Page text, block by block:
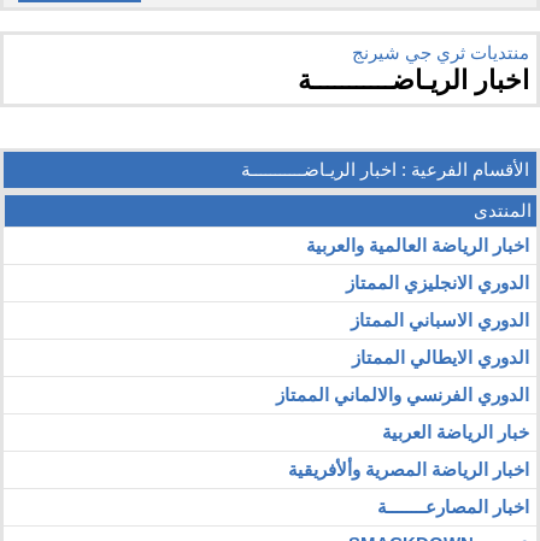
منتديات ثري جي شيرنج
اخبار الريـاضـــــــــــة
الأقسام الفرعية : اخبار الريـاضـــــــــــة
المنتدى
اخبار الرياضة العالمية والعربية
الدوري الانجليزي الممتاز
الدوري الاسباني الممتاز
الدوري الايطالي الممتاز
الدوري الفرنسي والالماني الممتاز
خبار الرياضة العربية
اخبار الرياضة المصرية وألأفريقية
اخبار المصارعــــــــة